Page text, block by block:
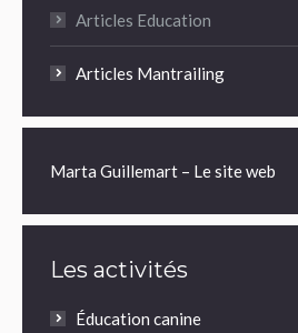
Articles Education
Articles Mantrailing
Marta Guillemart – Le site web
Les activités
Éducation canine